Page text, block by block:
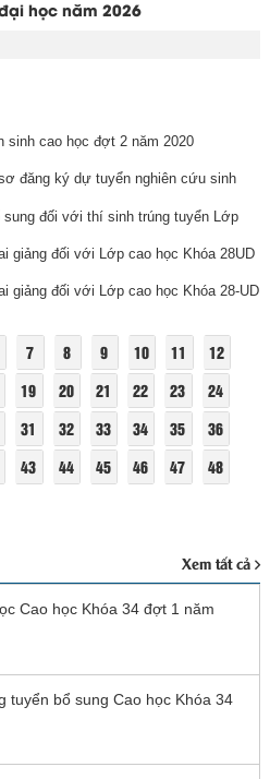
học năm 2026
sinh cao học đợt 2 năm 2020
đăng ký dự tuyển nghiên cứu sinh
đối với thí sinh trúng tuyển Lớp
giảng đối với Lớp cao học Khóa 28UD
giảng đối với Lớp cao học Khóa 28-UD
7 8 9 10 11
12
19 20 21 22 23
24
31 32 33 34 35
36
43 44 45 46 47
48
Xem tất cả
Cao học Khóa 34 đợt 1 năm
tuyển bổ sung Cao học Khóa 34